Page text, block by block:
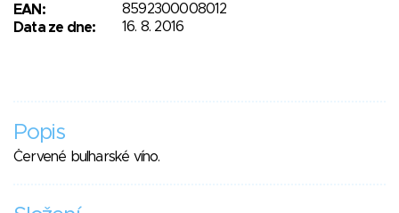
EAN:
8592300008012
Data ze dne:
16. 8. 2016
Popis
Červené bulharské víno.